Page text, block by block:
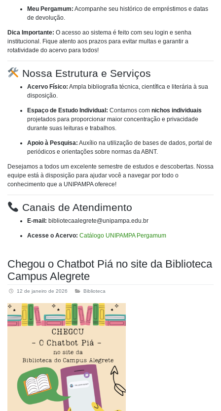
Meu Pergamum: Acompanhe seu histórico de empréstimos e datas
de devolução.
Dica Importante: O acesso ao sistema é feito com seu login e senha
institucional. Fique atento aos prazos para evitar multas e garantir a
rotatividade do acervo para todos!
Nossa Estrutura e Serviços
Acervo Físico: Ampla bibliografia técnica, científica e literária à sua
disposição.
Espaço de Estudo Individual: Contamos com nichos individuais
projetados para proporcionar maior concentração e privacidade
durante suas leituras e trabalhos.
Apoio à Pesquisa: Auxílio na utilização de bases de dados, portal de
periódicos e orientações sobre normas da ABNT.
Desejamos a todos um excelente semestre de estudos e descobertas. Nossa
equipe está à disposição para ajudar você a navegar por todo o
conhecimento que a UNIPAMPA oferece!
Canais de Atendimento
E-mail: bibliotecaalegrete@unipampa.edu.br
Acesse o Acervo: Catálogo UNIPAMPA Pergamum
Chegou o Chatbot Piá no site da Biblioteca
Campus Alegrete
12 de janeiro de 2026 Biblioteca